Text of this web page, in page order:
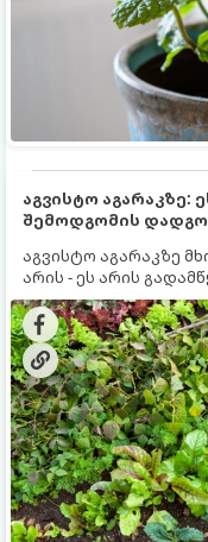
აგვისტო აგარაკზე:
შემოდგომის
აგვისტო აგარაკზე
არის - ეს არის
ეყრება მომავალი
შემოდგომა-ზამთრის
ნიადაგმა ენერგია
ზამთარს გაუძლონ,
მნიშვნელოვანი